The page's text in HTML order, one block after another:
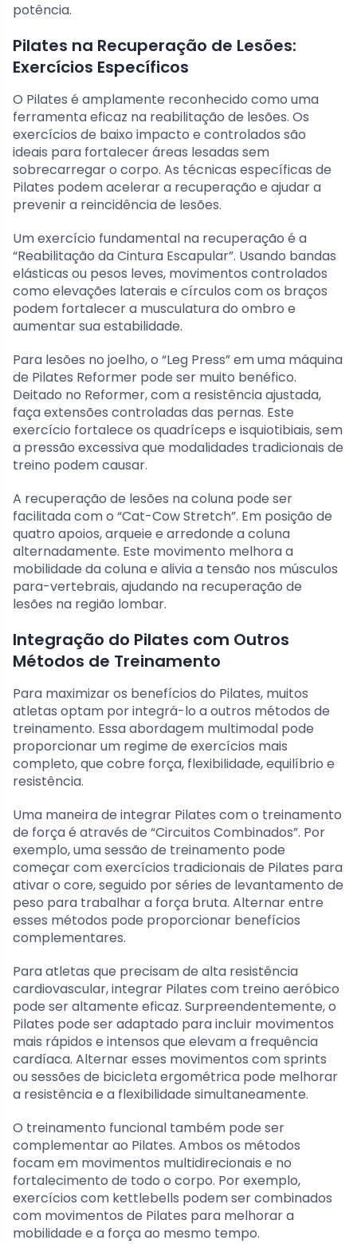
potência.
Pilates na Recuperação de Lesões:
Exercícios Específicos
O Pilates é amplamente reconhecido como uma
ferramenta eficaz na reabilitação de lesões. Os
exercícios de baixo impacto e controlados são
ideais para fortalecer áreas lesadas sem
sobrecarregar o corpo. As técnicas específicas de
Pilates podem acelerar a recuperação e ajudar a
prevenir a reincidência de lesões.
Um exercício fundamental na recuperação é a
“Reabilitação da Cintura Escapular”. Usando bandas
elásticas ou pesos leves, movimentos controlados
como elevações laterais e círculos com os braços
podem fortalecer a musculatura do ombro e
aumentar sua estabilidade.
Para lesões no joelho, o “Leg Press” em uma máquina
de Pilates Reformer pode ser muito benéfico.
Deitado no Reformer, com a resistência ajustada,
faça extensões controladas das pernas. Este
exercício fortalece os quadríceps e isquiotibiais, sem
a pressão excessiva que modalidades tradicionais de
treino podem causar.
A recuperação de lesões na coluna pode ser
facilitada com o “Cat-Cow Stretch”. Em posição de
quatro apoios, arqueie e arredonde a coluna
alternadamente. Este movimento melhora a
mobilidade da coluna e alivia a tensão nos músculos
para-vertebrais, ajudando na recuperação de
lesões na região lombar.
Integração do Pilates com Outros
Métodos de Treinamento
Para maximizar os benefícios do Pilates, muitos
atletas optam por integrá-lo a outros métodos de
treinamento. Essa abordagem multimodal pode
proporcionar um regime de exercícios mais
completo, que cobre força, flexibilidade, equilíbrio e
resistência.
Uma maneira de integrar Pilates com o treinamento
de força é através de “Circuitos Combinados”. Por
exemplo, uma sessão de treinamento pode
começar com exercícios tradicionais de Pilates para
ativar o core, seguido por séries de levantamento de
peso para trabalhar a força bruta. Alternar entre
esses métodos pode proporcionar benefícios
complementares.
Para atletas que precisam de alta resistência
cardiovascular, integrar Pilates com treino aeróbico
pode ser altamente eficaz. Surpreendentemente, o
Pilates pode ser adaptado para incluir movimentos
mais rápidos e intensos que elevam a frequência
cardíaca. Alternar esses movimentos com sprints
ou sessões de bicicleta ergométrica pode melhorar
a resistência e a flexibilidade simultaneamente.
O treinamento funcional também pode ser
complementar ao Pilates. Ambos os métodos
focam em movimentos multidirecionais e no
fortalecimento de todo o corpo. Por exemplo,
exercícios com kettlebells podem ser combinados
com movimentos de Pilates para melhorar a
mobilidade e a força ao mesmo tempo.